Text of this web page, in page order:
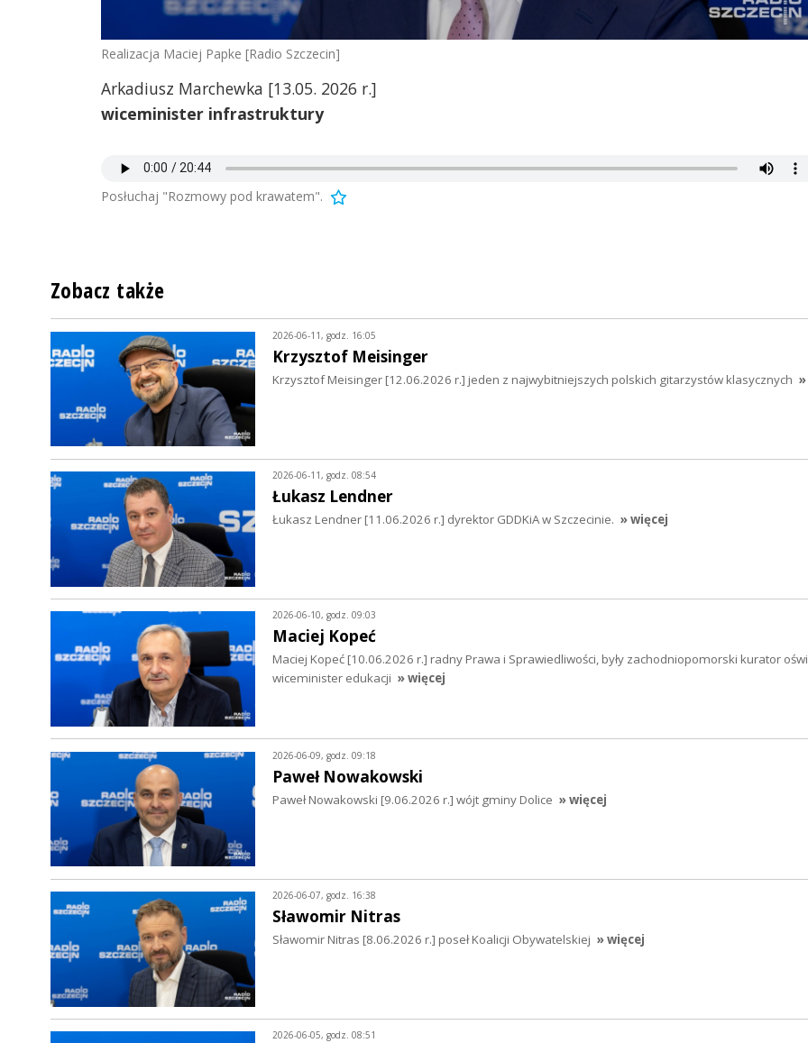
Realizacja Maciej Papke [Radio Szczecin]
Arkadiusz Marchewka [13.05. 2026 r.]
wiceminister infrastruktury
Posłuchaj "Rozmowy pod krawatem".
Zobacz także
2026-06-11, godz. 16:05
Krzysztof Meisinger
Krzysztof Meisinger [12.06.2026 r.] jeden z najwybitniejszych polskich gitarzystów klasycznych
2026-06-11, godz. 08:54
Łukasz Lendner
Łukasz Lendner [11.06.2026 r.] dyrektor GDDKiA w Szczecinie. » więcej
2026-06-10, godz. 09:03
Maciej Kopeć
Maciej Kopeć [10.06.2026 r.] radny Prawa i Sprawiedliwości, były zachodniopomorski kurator
wiceminister edukacji » więcej
2026-06-09, godz. 09:18
Paweł Nowakowski
Paweł Nowakowski [9.06.2026 r.] wójt gminy Dolice » więcej
2026-06-07, godz. 16:38
Sławomir Nitras
Sławomir Nitras [8.06.2026 r.] poseł Koalicji Obywatelskiej » więcej
2026-06-05, godz. 08:51